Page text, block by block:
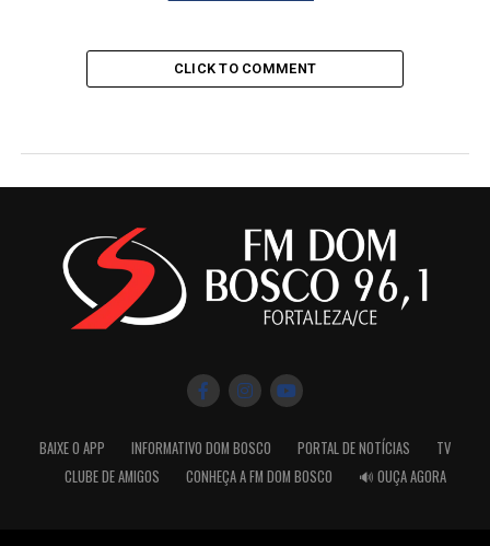
CLICK TO COMMENT
BAIXE O APP INFORMATIVO DOM BOSCO PORTAL DE NOTÍCIAS
TV
CLUBE DE AMIGOS
CONHEÇA A FM DOM BOSCO 🔊 OUÇA AGORA